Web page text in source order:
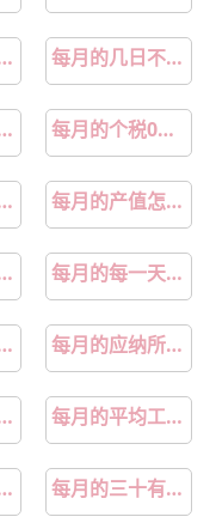
么时候更新 每月的几日不能烧香
是什么时候 每月的个税0申报未申报怎么处理
什么禁忌 每月的产值怎么计算举例说明
人数计算公式 每月的每一天农历分别是什么日子
税计算方法 每月的应纳所得税额
是多少小时 每月的平均工资怎么算
日是哪几日 每月的三十有什么禁忌吗